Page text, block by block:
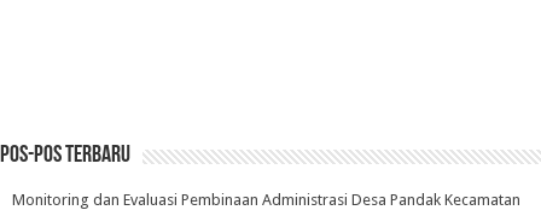
Pos-pos Terbaru
Monitoring dan Evaluasi Pembinaan Administrasi Desa Pandak Kecamatan